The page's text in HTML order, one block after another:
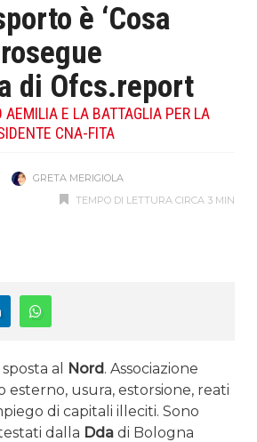
è ‘Cosa
di Ofcs.report
AEMILIA E LA BATTAGLIA PER LA
CNA-FITA
GRETA MERIGIOLA
TEMPO DI LETTURA CIRCA 3 MIN
sposta al Nord. Associazione
esterno, usura, estorsione, reati
di capitali illeciti. Sono
dalla Dda di Bologna